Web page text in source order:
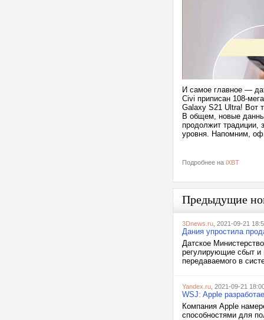
И самое главное —
Civi приписан 108-
Galaxy S21 Ultra! Вот
В общем, новые
продолжит традиции,
уровня. Напомним,
Подробнее на iXBT
Предыдущие
3Dnews.ru , 2021-09-21
Дания упростила
Датское
регулирующие сбыт и
передаваемого в
Yandex.ru , 2021-09-21
WSJ: Apple
Компания Apple
способностями для